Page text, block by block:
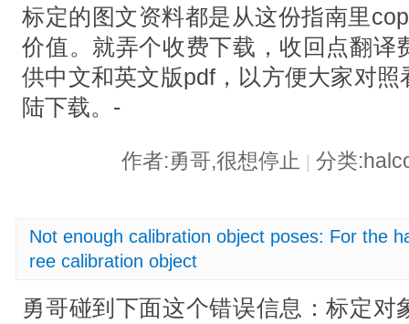
标定的图文资料都是从这份指南里
价值。就弄个收费下载，收回点翻译
供中文和英文版pdf，以方便大家对
陆下载。-
作者:勇哥,很想停止 | 分类
Not enough calibration object poses: For the
ree calibration object
勇哥碰到下面这个错误信息：标定对